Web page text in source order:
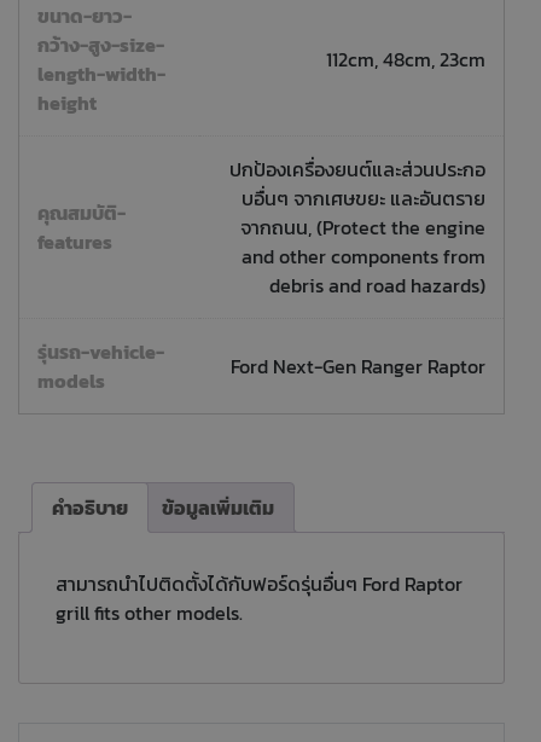
ขนาด-ยาว-
กว้าง-สูง-size-
length-width-
height
112cm, 48cm, 23cm
คุณสมบัติ-
features
ปกป้องเครื่องยนต์และส่วนประกอ
บอื่นๆ จากเศษขยะ และอันตราย
จากถนน, (Protect the engine
and other components from
debris and road hazards)
รุ่นรถ-vehicle-
models
Ford Next-Gen Ranger Raptor
คำอธิบาย ข้อมูลเพิ่มเติม
สามารถนำไปติดตั้งได้กับฟอร์ดรุ่นอื่นๆ Ford Raptor
grill fits other models.